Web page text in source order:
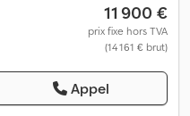
11 900 €
prix fixe hors TVA
(14 161 € brut)
Appel